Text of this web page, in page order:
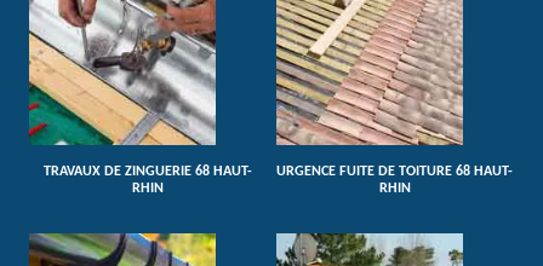
TRAVAUX DE ZINGUERIE 68 HAUT-
RHIN
URGENCE FUITE DE TOITURE 68 HAUT-
RHIN